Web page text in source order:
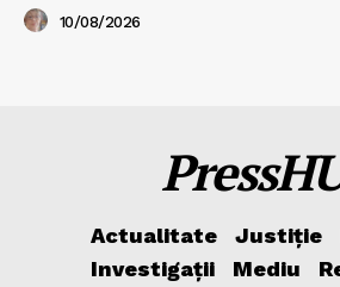
10/08/2026
Actualitate Justiție
Investigații
Mediu